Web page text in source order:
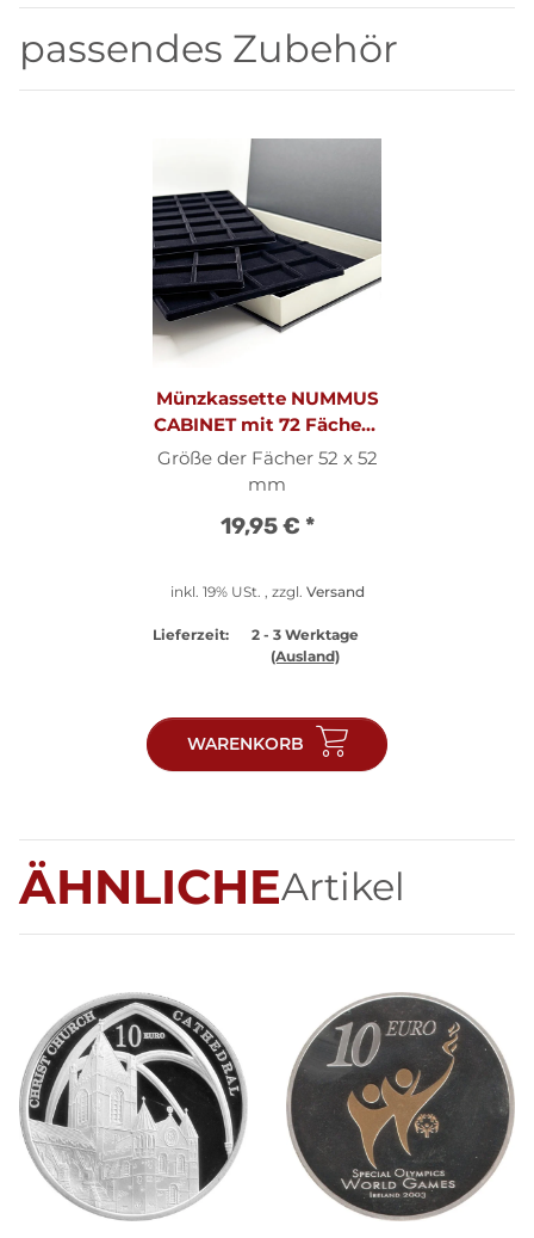
passendes Zubehör
Münzkassette NUMMUS
CABINET mit 72 Fächern
für gekapselte 1 Unzen
Silbermünzen
Größe der Fächer 52 x 52
mm
19,95 € *
inkl. 19% USt. , zzgl. Versand
Lieferzeit:
2 - 3 Werktage
(Ausland)
WARENKORB
ÄHNLICHEArtikel